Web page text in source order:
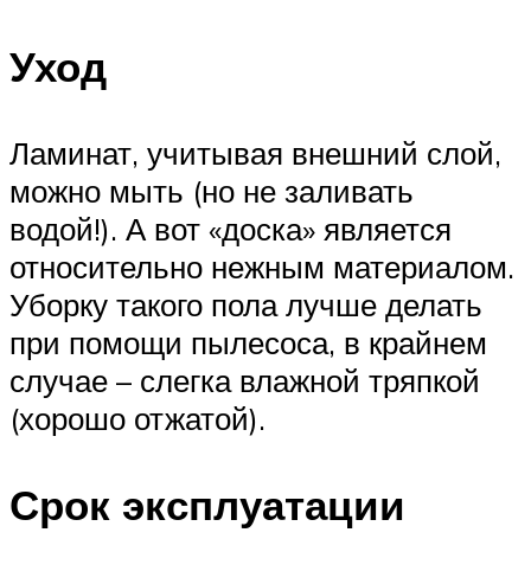
Уход
Ламинат, учитывая внешний слой,
можно мыть (но не заливать
водой!). А вот «доска» является
относительно нежным материалом.
Уборку такого пола лучше делать
при помощи пылесоса, в крайнем
случае – слегка влажной тряпкой
(хорошо отжатой).
Срок эксплуатации